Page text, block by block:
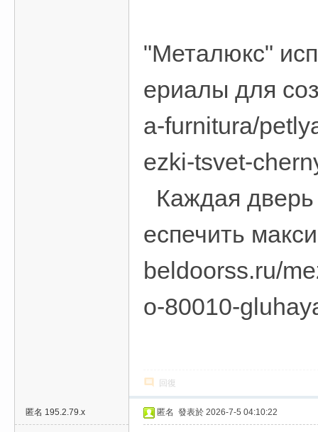
"Металюкс"
ериалы для
a-furnitura/
ezki-tsvet-
Каждая дверь
еспечить
beldoorss.ru/
o-80010-
回復
匿名 195.2.79.x 匿名 發表於 2026-7-5 04:10:22